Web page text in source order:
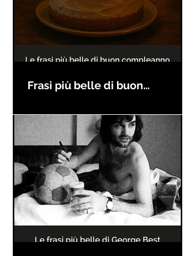
Frasi più belle di buon